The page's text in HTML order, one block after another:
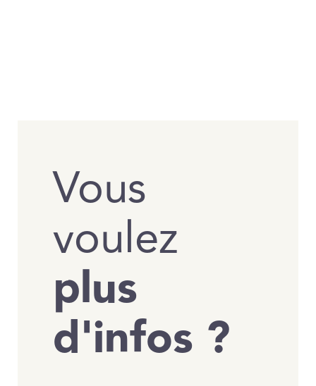
Vous
voulez
plus
d'infos ?